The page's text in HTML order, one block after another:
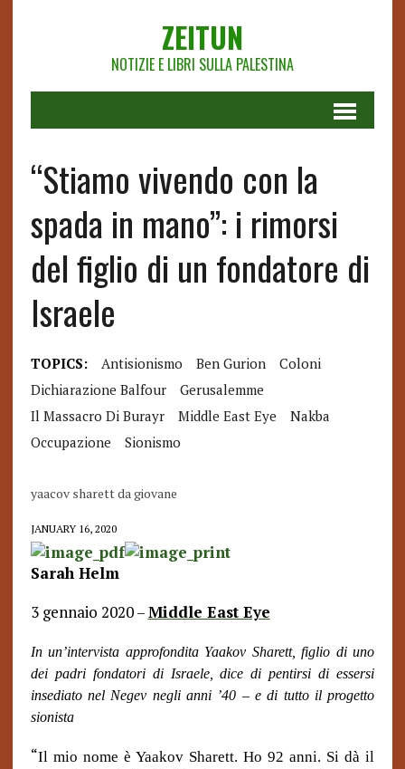
ZEITUN
NOTIZIE E LIBRI SULLA PALESTINA
“Stiamo vivendo con la
spada in mano”: i rimorsi
del figlio di un fondatore di
Israele
TOPICS: Antisionismo Ben Gurion
Coloni
Dichiarazione Balfour
Gerusalemme
Il Massacro Di Burayr
Middle East Eye
Nakba
Occupazione
Sionismo
yaacov sharett da giovane
JANUARY 16, 2020
Sarah Helm
3 gennaio 2020 –Middle East Eye
In un’intervista approfondita Yaakov Sharett, figlio di uno
dei padri fondatori di Israele, dice di pentirsi di essersi
insediato nel Negev negli anni ’40 – e di tutto il progetto
sionista
“Il mio nome è Yaakov Sharett. Ho 92 anni. Si dà il